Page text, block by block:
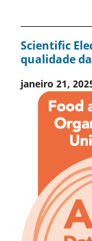
Scientific
qualidade
janeiro 21,